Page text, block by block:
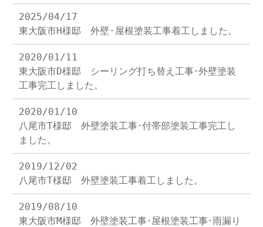
2025/04/17
東大阪市H様邸 外壁·屋根塗装工事着工しました。
2020/01/11
東大阪市D様邸 シーリング打ち替え工事･外壁塗装
工事完工しました。
2020/01/10
八尾市T様邸 外壁塗装工事･付帯部塗装工事完工し
ました。
2019/12/02
八尾市T様邸 外壁塗装工事着工しました。
2019/08/10
東大阪市M様邸 外壁塗装工事･屋根塗装工事･雨漏り